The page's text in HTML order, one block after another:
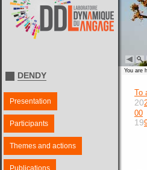
DENDY
Presentation
Participants
Themes and actions
Publications
You are
To
20
00
19